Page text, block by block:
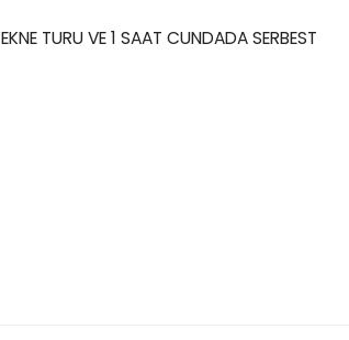
TURU VE 1 SAAT CUNDADA SERBEST